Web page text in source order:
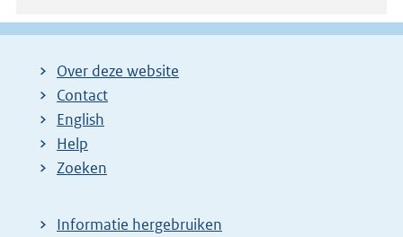
Over deze website
Contact
English
Help
Zoeken
Informatie hergebruiken